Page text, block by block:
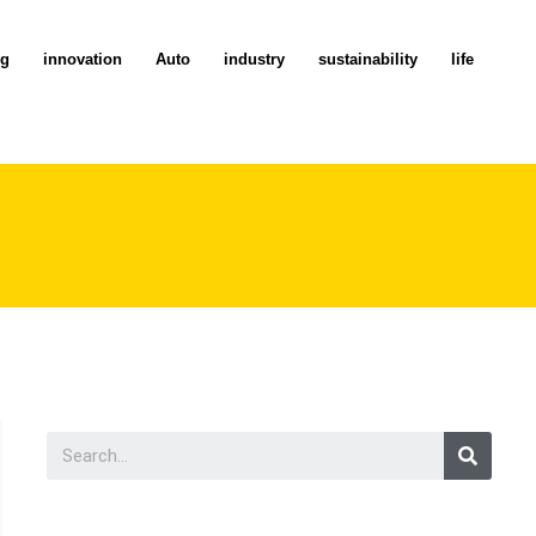
innovation Auto industry sustainability life